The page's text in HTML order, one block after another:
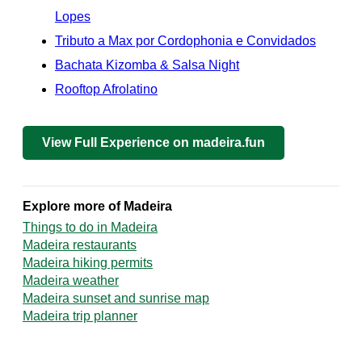
Lopes
Tributo a Max por Cordophonia e Convidados
Bachata Kizomba & Salsa Night
Rooftop Afrolatino
View Full Experience on madeira.fun
Explore more of Madeira
Things to do in Madeira
Madeira restaurants
Madeira hiking permits
Madeira weather
Madeira sunset and sunrise map
Madeira trip planner